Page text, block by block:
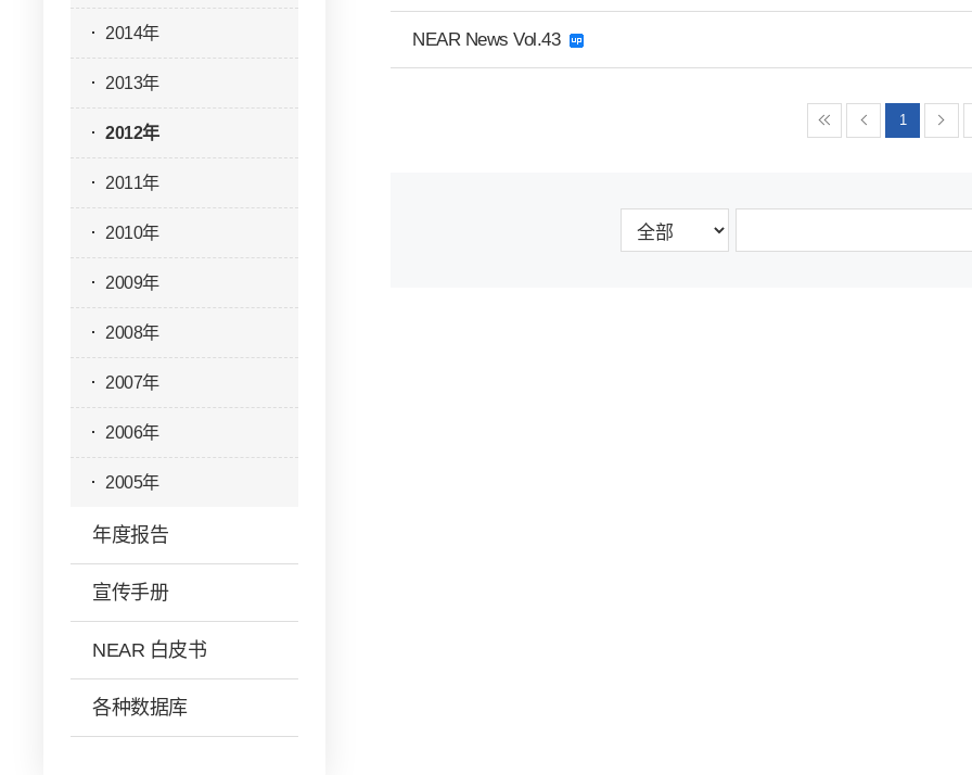
2014年
2013年
2012年
2011年
2010年
2009年
2008年
2007年
2006年
2005年
年度报告
宣传手册
NEAR 白皮书
各种数据库
NEAR News Vol.43
1